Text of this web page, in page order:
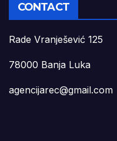
CONTACT
Rade Vranješević 125
78000 Banja Luka
agencijarec@gmail.com